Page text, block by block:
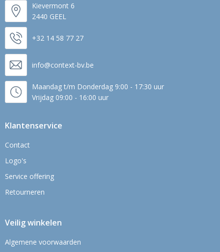
Kievermont 6
2440 GEEL
+32 14 58 77 27
info@context-bv.be
Maandag t/m Donderdag 9:00 - 17:30 uur
Vrijdag 09:00 - 16:00 uur
Klantenservice
Contact
Logo's
Service offering
Retourneren
Veilig winkelen
Algemene voorwaarden